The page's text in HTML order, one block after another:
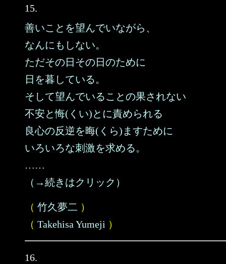
15.
善いことを望んでいながら、
なんにもしない。
ただその日その日のために
日を暮している。
そして望んでいることの果されない
不安と悔(くい)とに責められる
良心の反逆を晦(くら)ますために
いろいろな刺激を求める。
……
（→続きはクリック）
（ 竹久夢二 ）
（ Takehisa Yumeji ）
16.